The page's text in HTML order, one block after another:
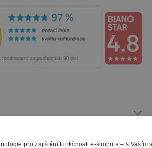
pro zajištění funkčnosti e-shopu a – s Vaším